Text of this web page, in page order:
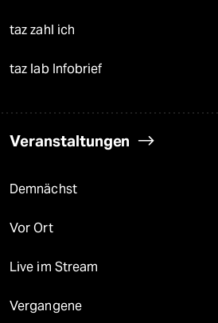
taz zahl ich
taz lab Infobrief
Veranstaltungen
Demnächst
Vor Ort
Live im Stream
Vergangene